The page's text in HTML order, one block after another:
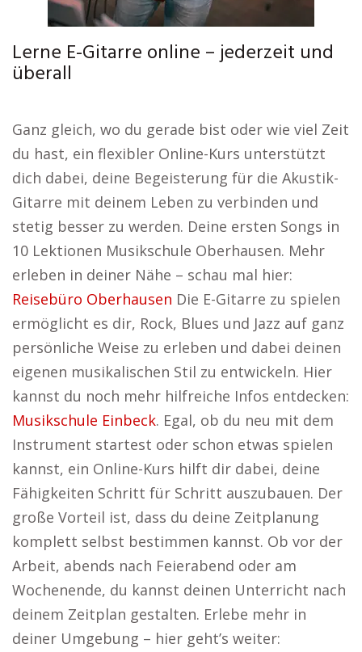
Lerne E-Gitarre online – jederzeit und
überall
Ganz gleich, wo du gerade bist oder wie viel Zeit
du hast, ein flexibler Online-Kurs unterstützt
dich dabei, deine Begeisterung für die Akustik-
Gitarre mit deinem Leben zu verbinden und
stetig besser zu werden. Deine ersten Songs in
10 Lektionen Musikschule Oberhausen. Mehr
erleben in deiner Nähe – schau mal hier:
Reisebüro Oberhausen Die E-Gitarre zu spielen
ermöglicht es dir, Rock, Blues und Jazz auf ganz
persönliche Weise zu erleben und dabei deinen
eigenen musikalischen Stil zu entwickeln. Hier
kannst du noch mehr hilfreiche Infos entdecken:
Musikschule Einbeck. Egal, ob du neu mit dem
Instrument startest oder schon etwas spielen
kannst, ein Online-Kurs hilft dir dabei, deine
Fähigkeiten Schritt für Schritt auszubauen. Der
große Vorteil ist, dass du deine Zeitplanung
komplett selbst bestimmen kannst. Ob vor der
Arbeit, abends nach Feierabend oder am
Wochenende, du kannst deinen Unterricht nach
deinem Zeitplan gestalten. Erlebe mehr in
deiner Umgebung – hier geht’s weiter: